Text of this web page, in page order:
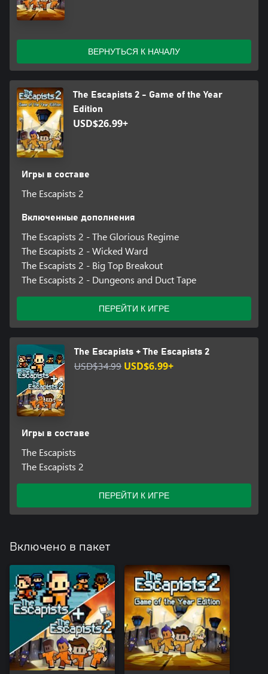
побегом практически из любой тюрьмы.
- Многопользовательский кооперативный и соревновательный
- Многопользовательский режим с разделенным экраном и
возможностью входа и выхода во время игры
- Более 300 черт персонажей
- Многоэтажные тюрьмы
ВЕРНУТЬСЯ К НАЧАЛУ
The Escapists 2 - Game of the Year
Edition
USD$26.99+
Игры в составе
The Escapists 2
Включенные дополнения
The Escapists 2 - The Glorious Regime
The Escapists 2 - Wicked Ward
The Escapists 2 - Big Top Breakout
The Escapists 2 - Dungeons and Duct Tape
ПЕРЕЙТИ К ИГРЕ
The Escapists + The Escapists 2
USD$34.99 USD$6.99+
Игры в составе
The Escapists
The Escapists 2
ПЕРЕЙТИ К ИГРЕ
Включено в пакет